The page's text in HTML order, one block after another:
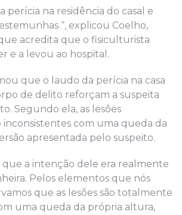
perícia na residência do casal e
“, explicou Coelho,
acredita que o fisiculturista
e a levou ao hospital.
que o laudo da perícia na casa
de delito reforçam a suspeita
Segundo ela, as lesões
inconsistentes com uma queda da
apresentada pelo suspeito.
que a intenção dele era realmente
Pelos elementos que nós
que as lesões são totalmente
uma queda da própria altura,